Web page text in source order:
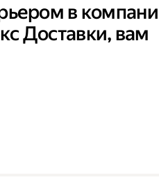
в
Доставки, вам